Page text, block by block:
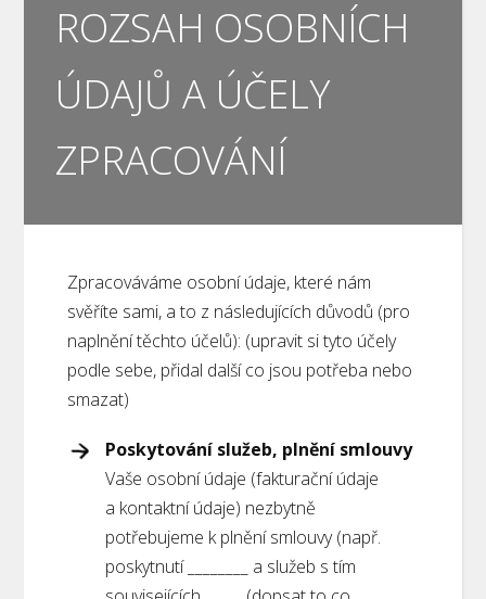
ROZSAH OSOBNÍCH
ÚDAJŮ A ÚČELY
ZPRACOVÁNÍ
Zpracováváme osobní údaje, které nám
svěříte sami, a to z následujících důvodů (pro
naplnění těchto účelů): (upravit si tyto účely
podle sebe, přidal další co jsou potřeba nebo
smazat)
Poskytování služeb, plnění smlouvy
Vaše osobní údaje (fakturační údaje
a kontaktní údaje) nezbytně
potřebujeme k plnění smlouvy (např.
poskytnutí ________ a služeb s tím